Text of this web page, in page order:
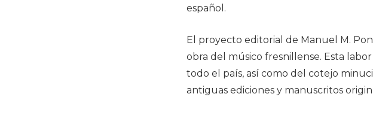
español.
El proyecto editorial de Manuel M.
obra del músico fresnillense. Esta
todo el país, así como del cotejo
antiguas ediciones y manuscritos